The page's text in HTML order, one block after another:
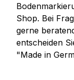
Shop. Bei
gerne
entscheiden
"Made in